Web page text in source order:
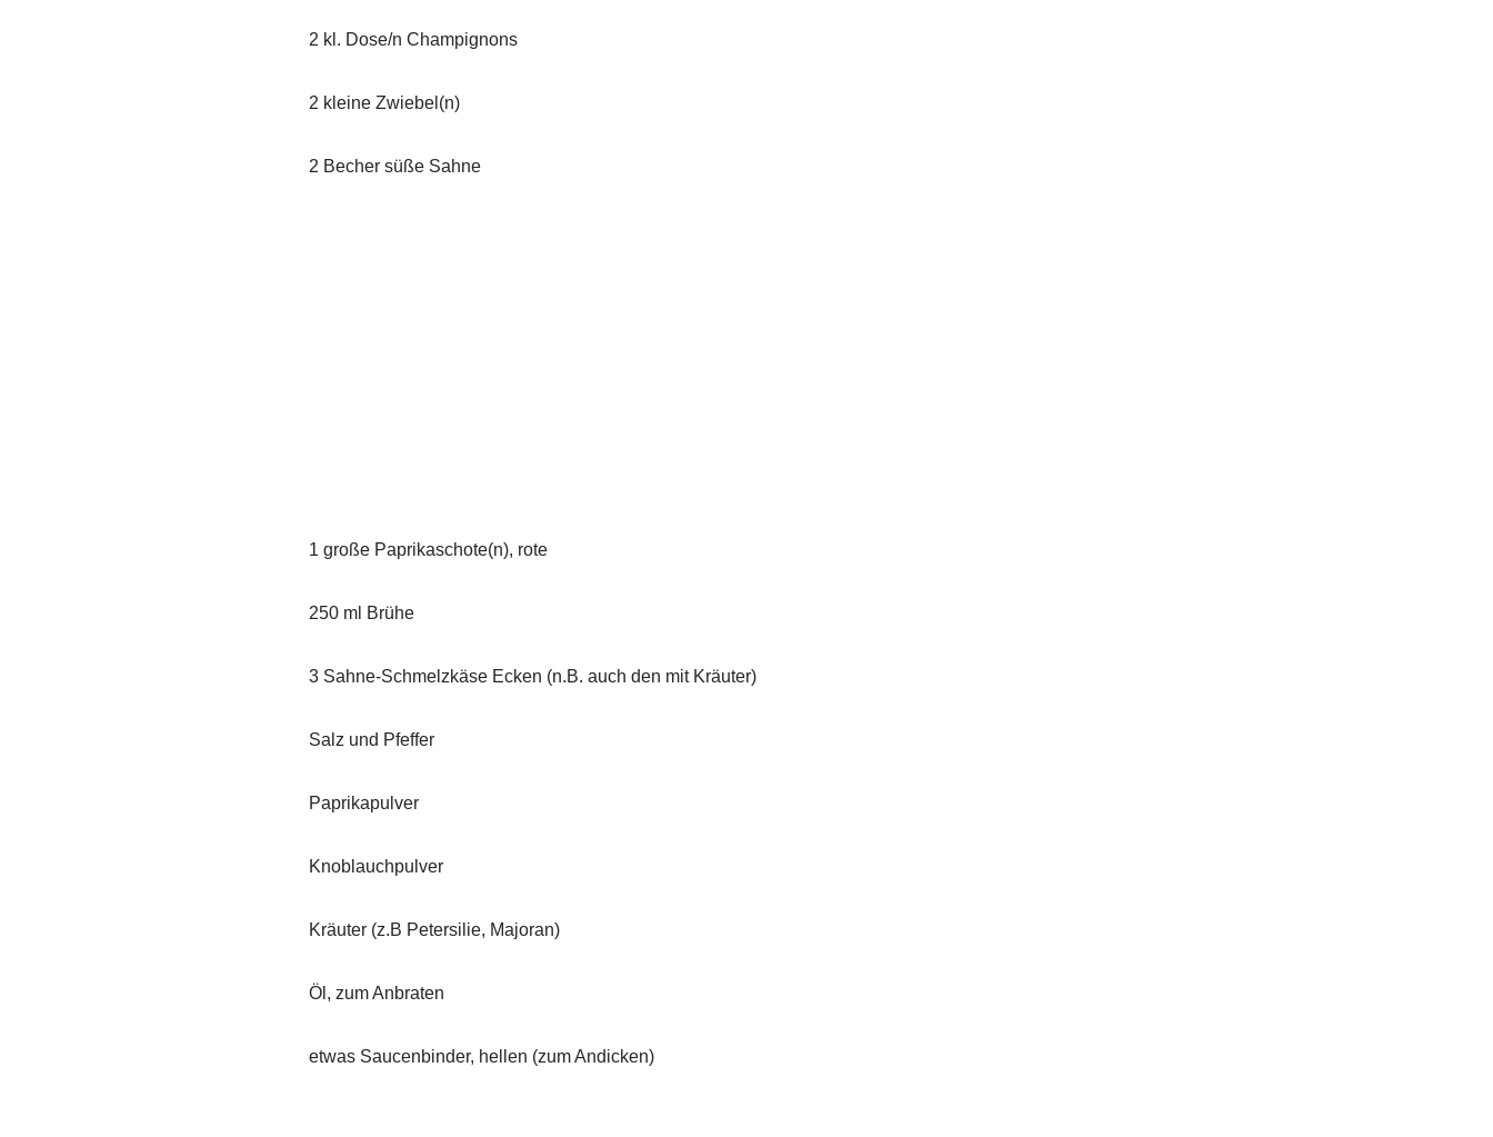
2 kl. Dose/n Champignons
2 kleine Zwiebel(n)
2 Becher süße Sahne
1 große Paprikaschote(n), rote
250 ml Brühe
3 Sahne-Schmelzkäse Ecken (n.B. auch den mit Kräuter)
Salz und Pfeffer
Paprikapulver
Knoblauchpulver
Kräuter (z.B Petersilie, Majoran)
Öl, zum Anbraten
etwas Saucenbinder, hellen (zum Andicken)